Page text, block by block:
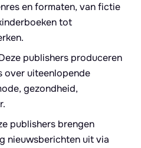
en formaten, van fictie
tot
publishers produceren
over uiteenlopende
gezondheid,
publishers brengen
nieuwsberichten uit via